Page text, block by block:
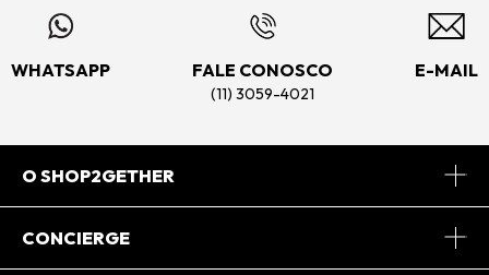
WHATSAPP FALE CONOSCO
(11) 3059-4021
E-MAIL
O SHOP2GETHER
Sobre Nós
CONCIERGE